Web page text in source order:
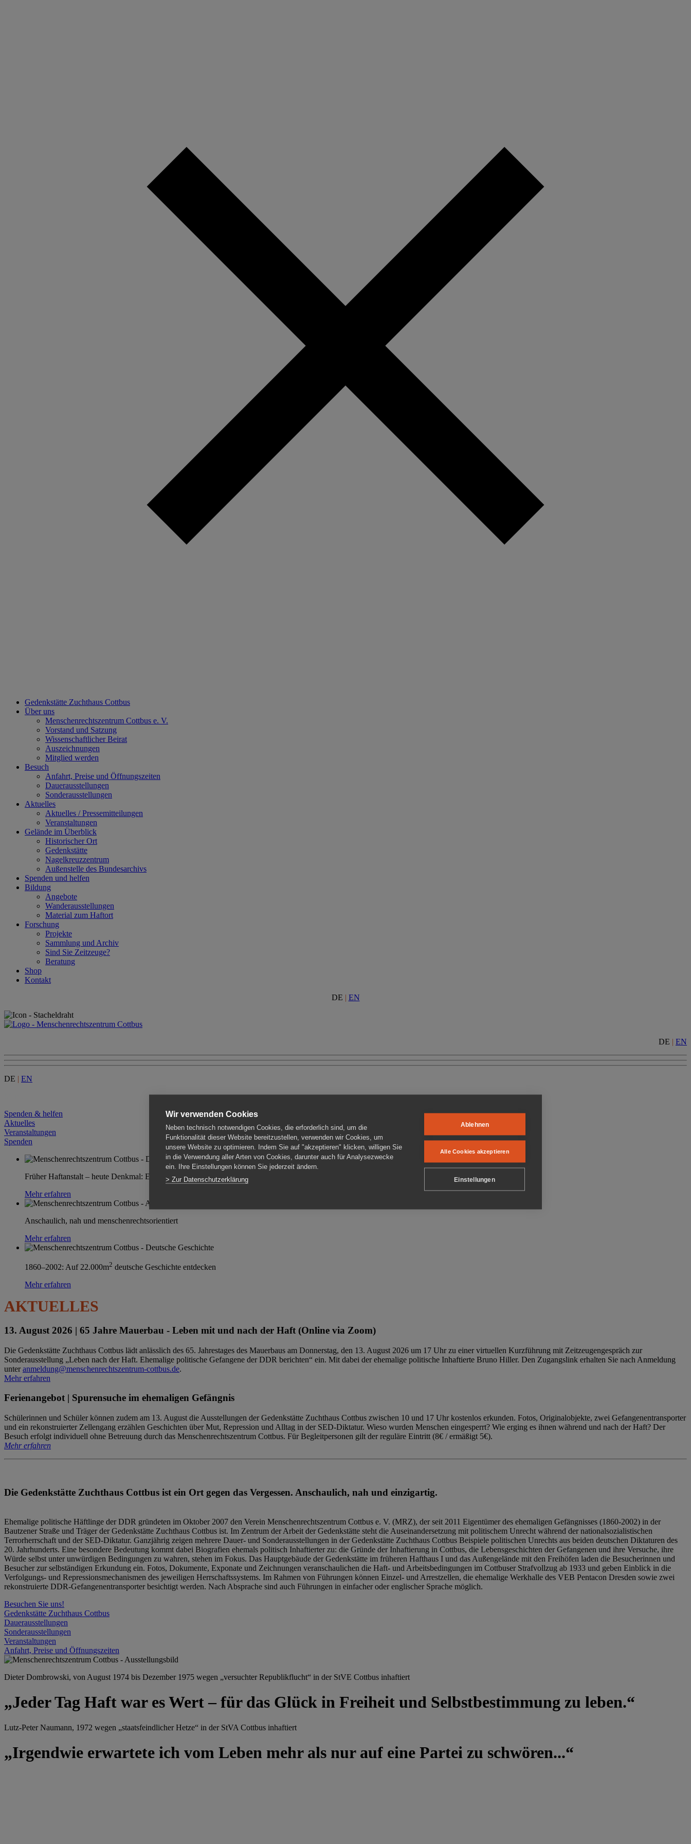
Gedenkstätte Zuchthaus Cottbus
Über uns
Menschenrechtszentrum Cottbus e. V.
Vorstand und Satzung
Wissenschaftlicher Beirat
Auszeichnungen
Mitglied werden
Besuch
Anfahrt, Preise und Öffnungszeiten
Dauerausstellungen
Sonderausstellungen
Aktuelles
Aktuelles / Pressemitteilungen
Veranstaltungen
Gelände im Überblick
Historischer Ort
Gedenkstätte
Nagelkreuzzentrum
Außenstelle des Bundesarchivs
Spenden und helfen
Bildung
Angebote
Wanderausstellungen
Material zum Haftort
Forschung
Projekte
Sammlung und Archiv
Sind Sie Zeitzeuge?
Beratung
Shop
Kontakt
DE | EN
DE | EN
DE | EN
Spenden & helfen
Aktuelles
Veranstaltungen
Spenden
Früher Haftanstalt – heute Denkmal: Einen Ort im Wandel erleben
Mehr erfahren
Anschaulich, nah und menschenrechtsorientiert
Mehr erfahren
1860–2002: Auf 22.000m2 deutsche Geschichte entdecken
Mehr erfahren
AKTUELLES
13. August 2026 | 65 Jahre Mauerbau - Leben mit und nach der Haft (Online via Zoom)
Die Gedenkstätte Zuchthaus Cottbus lädt anlässlich des 65. Jahrestages des Mauerbaus am Donnerstag, den 13. August 2026 um 17 Uhr zu einer virtuellen Kurzführung mit Zeitzeugengespräch zur
Sonderausstellung „Leben nach der Haft. Ehemalige politische Gefangene der DDR berichten“ ein. Mit dabei der ehemalige politische Inhaftierte Bruno Hiller. Den Zugangslink erhalten Sie nach Anmeldung
unteranmeldung@menschenrechtszentrum-cottbus.de.
Mehr erfahren
Ferienangebot | Spurensuche im ehemaligen Gefängnis
Schülerinnen und Schüler können zudem am 13. August die Ausstellungen der Gedenkstätte Zuchthaus Cottbus zwischen 10 und 17 Uhr kostenlos erkunden. Fotos, Originalobjekte, zwei Gefangenentransporter
und ein rekonstruierter Zellengang erzählen Geschichten über Mut, Repression und Alltag in der SED-Diktatur. Wieso wurden Menschen eingesperrt? Wie erging es ihnen während und nach der Haft? Der
Besuch erfolgt individuell ohne Betreuung durch das Menschenrechtszentrum Cottbus. Für Begleitpersonen gilt der reguläre Eintritt (8€ / ermäßigt 5€).
Mehr erfahren
Die Gedenkstätte Zuchthaus Cottbus ist ein Ort gegen das Vergessen. Anschaulich, nah und einzigartig.
Ehemalige politische Häftlinge der DDR gründeten im Oktober 2007 den Verein Menschenrechtszentrum Cottbus e. V. (MRZ), der seit 2011 Eigentümer des ehemaligen Gefängnisses (1860-2002) in der
Bautzener Straße und Träger der Gedenkstätte Zuchthaus Cottbus ist. Im Zentrum der Arbeit der Gedenkstätte steht die Auseinandersetzung mit politischem Unrecht während der nationalsozialistischen
Terrorherrschaft und der SED-Diktatur. Ganzjährig zeigen mehrere Dauer- und Sonderausstellungen in der Gedenkstätte Zuchthaus Cottbus Beispiele politischen Unrechts aus beiden deutschen Diktaturen des
20. Jahrhunderts. Eine besondere Bedeutung kommt dabei Biografien ehemals politisch Inhaftierter zu: die Gründe der Inhaftierung in Cottbus, die Lebensgeschichten der Gefangenen und ihre Versuche, ihre
Würde selbst unter unwürdigen Bedingungen zu wahren, stehen im Fokus. Das Hauptgebäude der Gedenkstätte im früheren Hafthaus I und das Außengelände mit den Freihöfen laden die Besucherinnen und
Besucher zur selbständigen Erkundung ein. Fotos, Dokumente, Exponate und Zeichnungen veranschaulichen die Haft- und Arbeitsbedingungen im Cottbuser Strafvollzug ab 1933 und geben Einblick in die
Verfolgungs- und Repressionsmechanismen des jeweiligen Herrschaftssystems. Im Rahmen von Führungen können Einzel- und Arrestzellen, die ehemalige Werkhalle des VEB Pentacon Dresden sowie zwei
rekonstruierte DDR-Gefangenentransporter besichtigt werden. Nach Absprache sind auch Führungen in einfacher oder englischer Sprache möglich.
Besuchen Sie uns!
Gedenkstätte Zuchthaus Cottbus
Dauerausstellungen
Sonderausstellungen
Veranstaltungen
Anfahrt, Preise und Öffnungszeiten
Dieter Dombrowski, von August 1974 bis Dezember 1975 wegen „versuchter Republikflucht“ in der StVE Cottbus inhaftiert
„Jeder Tag Haft war es Wert – für das Glück in Freiheit und Selbstbestimmung zu leben.“
Lutz-Peter Naumann, 1972 wegen „staatsfeindlicher Hetze“ in der StVA Cottbus inhaftiert
„Irgendwie erwartete ich vom Leben mehr als nur auf eine Partei zu schwören...“
Wir verwenden Cookies
Neben technisch notwendigen Cookies, die erforderlich sind, um die
Funktionalität dieser Website bereitzustellen, verwenden wir Cookies, um
unsere Website zu optimieren. Indem Sie auf "akzeptieren" klicken, willigen Sie
in die Verwendung aller Arten von Cookies, darunter auch für Analysezwecke
ein. Ihre Einstellungen können Sie jederzeit ändern.
> Zur Datenschutzerklärung
Ablehnen
Alle Cookies akzeptieren
Einstellungen